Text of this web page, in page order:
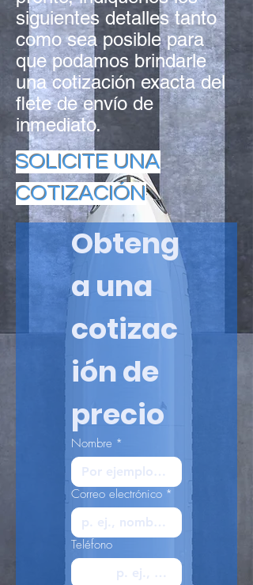
siguientes detalles tanto
como sea posible para
que podamos brindarle
una cotización exacta del
flete de envío de
inmediato.
SOLICITE UNA
COTIZACIÓN
Obteng
a una
cotizac
ión de
precio
Nombre *
Correo electrónico *
Teléfono